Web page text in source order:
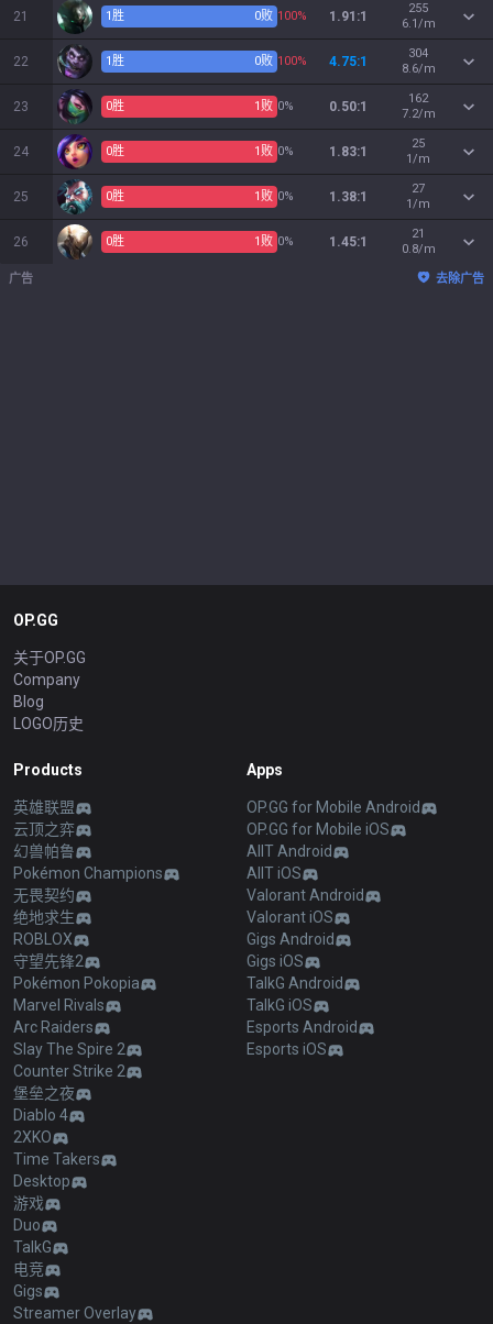
21 1胜 0败 100% 1.91:1
255
6.1/m
22 1胜 0败 100% 4.75:1
304
8.6/m
23 0胜 1 败 0% 0.50:1
162
7.2/m
24 0胜 1 败 0% 1.83:1
25
1/m
25 0胜 1 败 0% 1.38:1
27
1/m
26 0胜 1 败 0% 1.45:1
21
0.8/m
广告 去除广告
OP.GG
关于OP.GG
Company
Blog
LOGO历史
Products
英雄联盟
云顶之弈
幻兽帕鲁
Pokémon Champions
无畏契约
绝地求生
ROBLOX
守望先锋2
Pokémon Pokopia
Marvel Rivals
Arc Raiders
Slay The Spire 2
Counter Strike 2
堡垒之夜
Diablo 4
2XKO
Time Takers
Desktop
游戏
Duo
TalkG
电竞
Gigs
Streamer Overlay
Apps
OP.GG for Mobile Android
OP.GG for Mobile iOS
AllT Android
AllT iOS
Valorant Android
Valorant iOS
Gigs Android
Gigs iOS
TalkG Android
TalkG iOS
Esports Android
Esports iOS